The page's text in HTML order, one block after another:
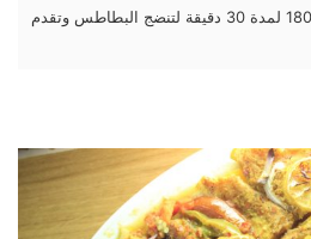
و في الفرن على حرارة 180 لمدة 30 دقيقة لتنضج البطاطس وتقدم